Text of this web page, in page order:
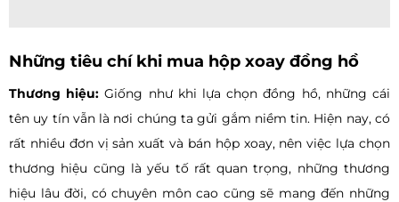
Những tiêu chí khi mua hộp xoay đồng hồ
Thương hiệu: Giống như khi lựa chọn đồng hồ, những cái
tên uy tín vẫn là nơi chúng ta gửi gắm niềm tin. Hiện nay, có
rất nhiều đơn vị sản xuất và bán hộp xoay, nên việc lựa chọn
thương hiệu cũng là yếu tố rất quan trọng, những thương
hiệu lâu đời, có chuyên môn cao cũng sẽ mang đến những